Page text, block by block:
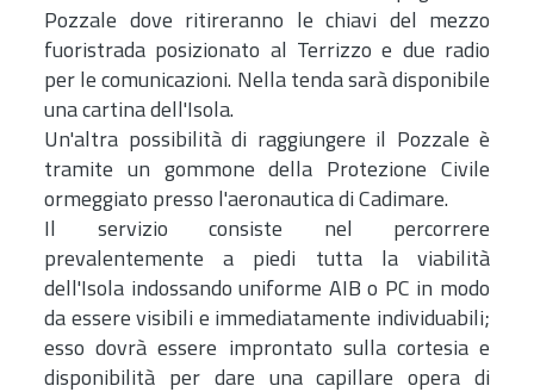
Pozzale dove ritireranno le chiavi del mezzo
fuoristrada posizionato al Terrizzo e due radio
per le comunicazioni. Nella tenda sarà disponibile
una cartina dell'Isola.
Un'altra possibilità di raggiungere il Pozzale è
tramite un gommone della Protezione Civile
ormeggiato presso l'aeronautica di Cadimare.
Il servizio consiste nel percorrere
prevalentemente a piedi tutta la viabilità
dell'Isola indossando uniforme AIB o PC in modo
da essere visibili e immediatamente individuabili;
esso dovrà essere improntato sulla cortesia e
disponibilità per dare una capillare opera di